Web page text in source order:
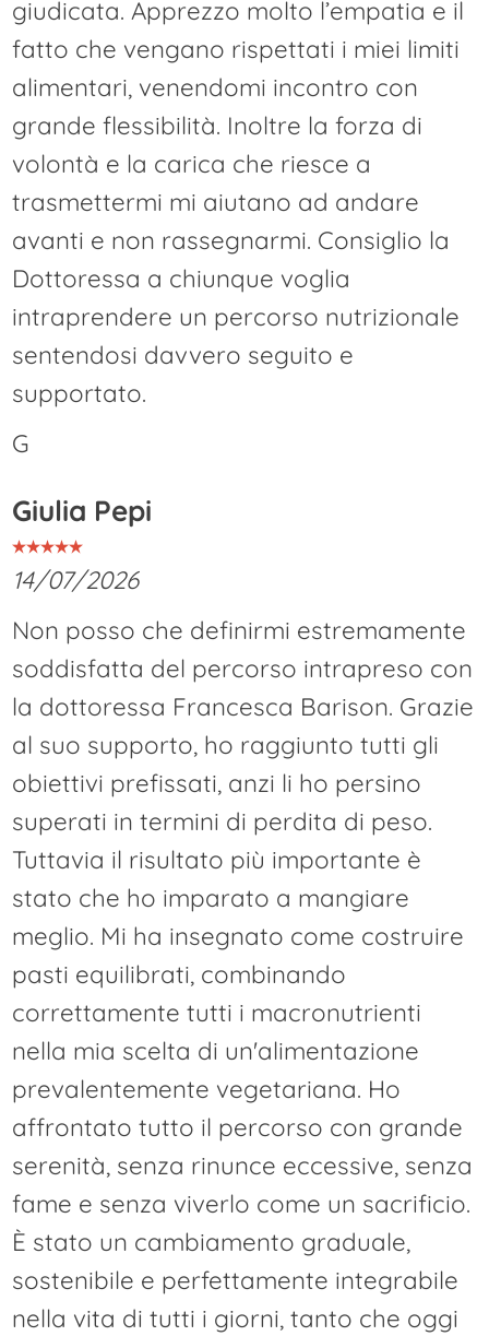
giudicata. Apprezzo molto l’empatia e il
fatto che vengano rispettati i miei limiti
alimentari, venendomi incontro con
grande flessibilità. Inoltre la forza di
volontà e la carica che riesce a
trasmettermi mi aiutano ad andare
avanti e non rassegnarmi. Consiglio la
Dottoressa a chiunque voglia
intraprendere un percorso nutrizionale
sentendosi davvero seguito e
supportato.
G
Giulia Pepi
14/07/2026
Non posso che definirmi estremamente
soddisfatta del percorso intrapreso con
la dottoressa Francesca Barison. Grazie
al suo supporto, ho raggiunto tutti gli
obiettivi prefissati, anzi li ho persino
superati in termini di perdita di peso.
Tuttavia il risultato più importante è
stato che ho imparato a mangiare
meglio. Mi ha insegnato come costruire
pasti equilibrati, combinando
correttamente tutti i macronutrienti
nella mia scelta di un'alimentazione
prevalentemente vegetariana. Ho
affrontato tutto il percorso con grande
serenità, senza rinunce eccessive, senza
fame e senza viverlo come un sacrificio.
È stato un cambiamento graduale,
sostenibile e perfettamente integrabile
nella vita di tutti i giorni, tanto che oggi